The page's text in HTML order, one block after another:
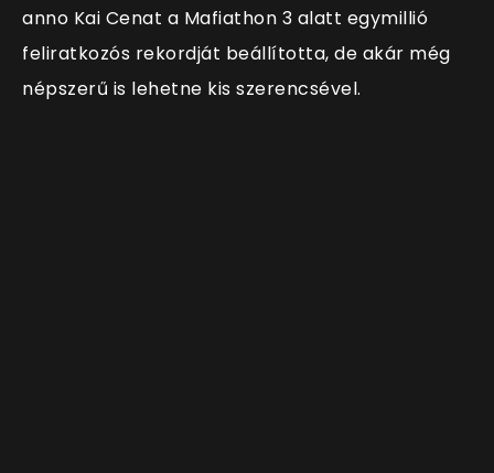
anno Kai Cenat a Mafiathon 3 alatt egymillió
feliratkozós rekordját beállította, de akár még
népszerű is lehetne kis szerencsével.